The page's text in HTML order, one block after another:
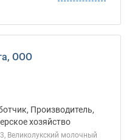
ООО
Производитель,
хозяйство
Великолукский молочный